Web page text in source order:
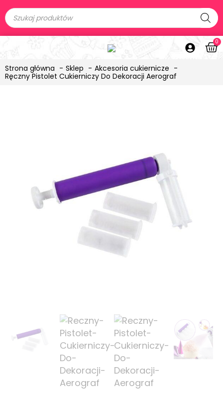
0
Strona główna Sklep
Akcesoria cukiernicze
Ręczny Pistolet Cukierniczy Do Dekoracji Aerograf